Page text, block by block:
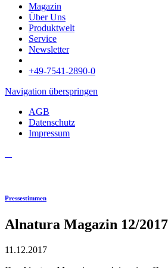
Magazin
Über Uns
Produktwelt
Service
Newsletter
+49-7541-2890-0
Navigation überspringen
AGB
Datenschutz
Impressum
Pressestimmen
Alnatura Magazin 12/
11.12.2017